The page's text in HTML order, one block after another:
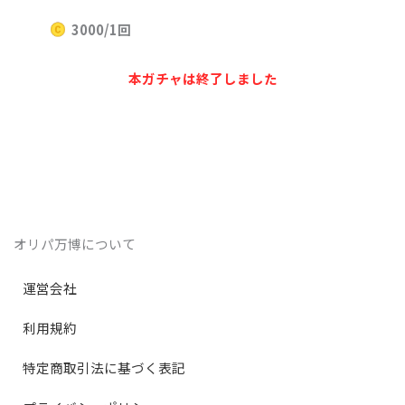
3000/1回
本ガチャは終了しました
オリパ万博について
運営会社
利用規約
特定商取引法に基づく表記